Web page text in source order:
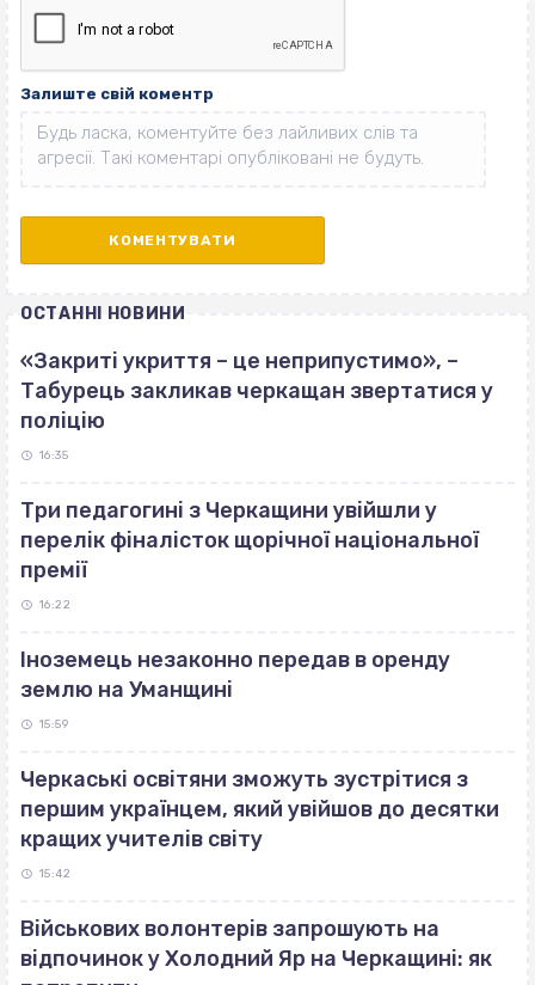
Залиште свій коментр
ОСТАННІ НОВИНИ
«Закриті укриття – це неприпустимо», –
Табурець закликав черкащан звертатися у
поліцію
16:35
Три педагогині з Черкащини увійшли у
перелік фіналісток щорічної національної
премії
16:22
Іноземець незаконно передав в оренду
землю на Уманщині
15:59
Черкаські освітяни зможуть зустрітися з
першим українцем, який увійшов до десятки
кращих учителів світу
15:42
Військових волонтерів запрошують на
відпочинок у Холодний Яр на Черкащині: як